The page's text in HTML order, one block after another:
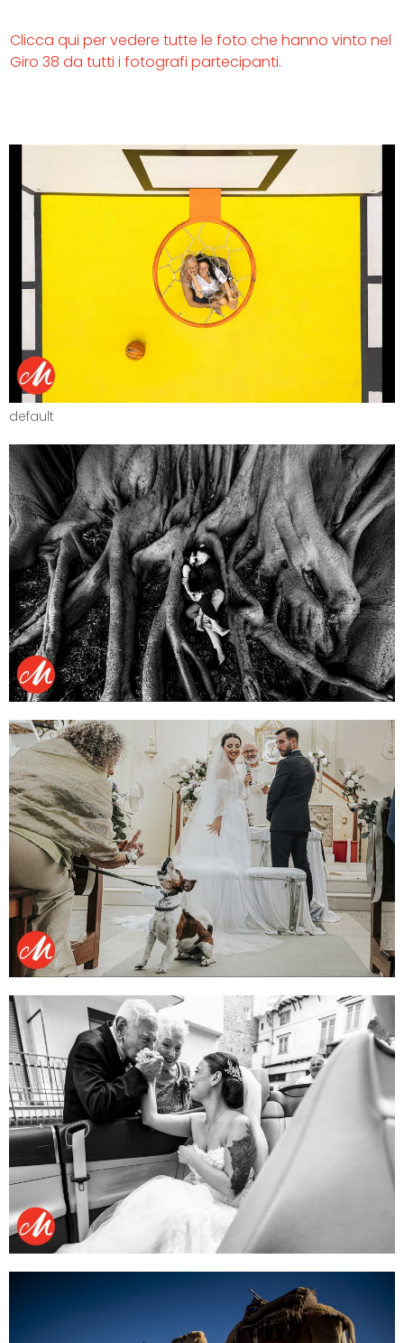
Clicca qui per vedere tutte le foto che hanno vinto nel
Giro 38 da tutti i fotografi partecipanti.
default